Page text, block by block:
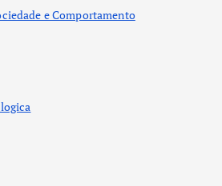
e Comportamento